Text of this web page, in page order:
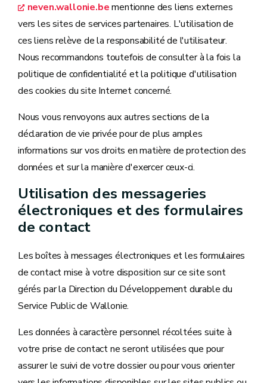
neven.wallonie.bementionne des liens externes
vers les sites de services partenaires. L'utilisation de
ces liens relève de la responsabilité de l'utilisateur.
Nous recommandons toutefois de consulter à la fois la
politique de confidentialité et la politique d'utilisation
des cookies du site Internet concerné.
Nous vous renvoyons aux autres sections de la
déclaration de vie privée pour de plus amples
informations sur vos droits en matière de protection des
données et sur la manière d'exercer ceux-ci.
Utilisation des messageries
électroniques et des formulaires
de contact
Les boîtes à messages électroniques et les formulaires
de contact mise à votre disposition sur ce site sont
gérés par la Direction du Développement durable du
Service Public de Wallonie.
Les données à caractère personnel récoltées suite à
votre prise de contact ne seront utilisées que pour
assurer le suivi de votre dossier ou pour vous orienter